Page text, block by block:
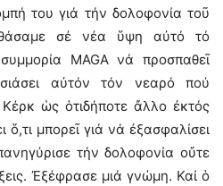
του γιά τήν δολοφονία τοῦ
σέ νέα ὕψη αὐτό τό
MAGA νά προσπαθεῖ
αὐτόν τόν νεαρό πού
ὡς ὁτιδήποτε ἄλλο ἐκτός
μπορεῖ γιά νά ἐξασφαλίσει
τήν δολοφονία οὔτε
Ἐξέφρασε μιά γνώμη. Καί ὁ